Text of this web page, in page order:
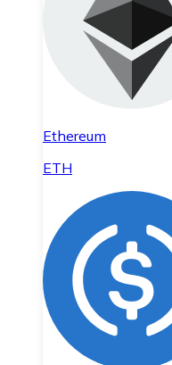
Ethereum
ETH